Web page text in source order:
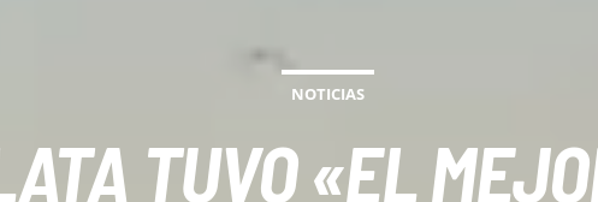
NOTICIAS
TUVO «EL